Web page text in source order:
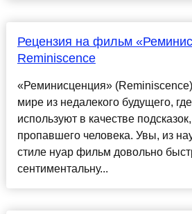
Рецензия на фильм
Reminiscence
«Реминисценция»
мире из недалекого будущего,
используют в качестве
пропавшего человека. Увы, из
стиле нуар фильм довольно
сентиментальну...